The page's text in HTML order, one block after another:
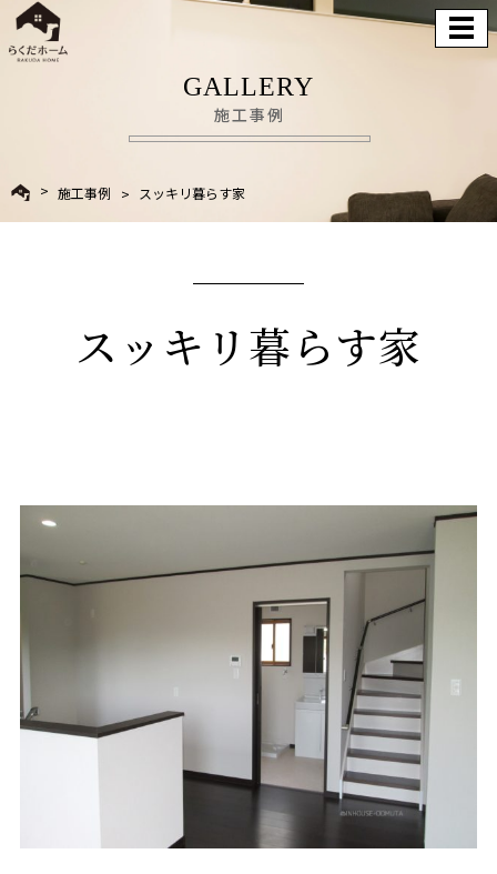
GALLERY
施工事例
施工事例 スッキリ暮らす家
スッキリ暮らす家